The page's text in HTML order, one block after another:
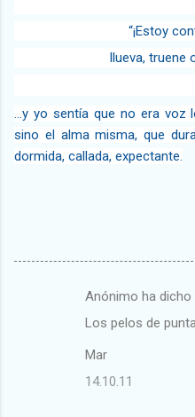
“¡Estoy
llueva, truene
…y yo sentía que no era voz
sino el alma misma, que
dormida, callada, expectante.
Anónimo ha dicho
Los pelos de
Mar
14.10.11